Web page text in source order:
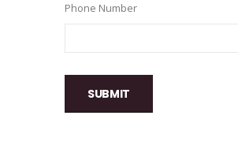
Phone Number
SUBMIT